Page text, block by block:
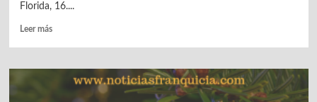
Florida, 16....
Leer másLeer
La
cadena